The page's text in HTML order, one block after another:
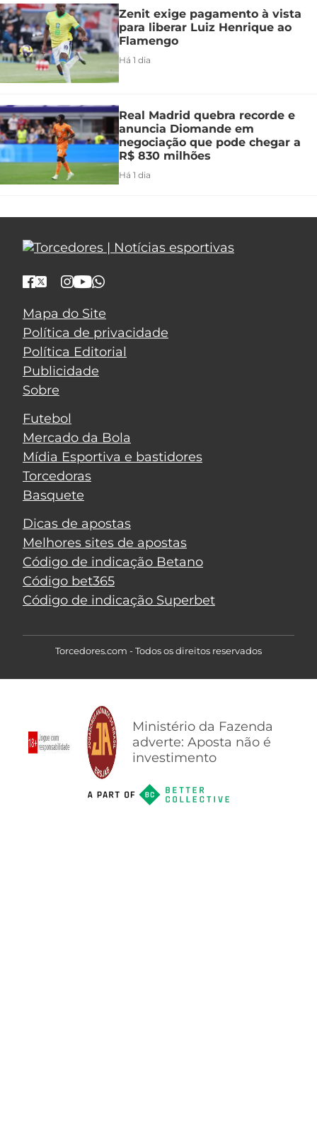
Zenit exige pagamento à vista
para liberar Luiz Henrique ao
Flamengo
Há 1 dia
Real Madrid quebra recorde e
anuncia Diomande em
negociação que pode chegar a
R$ 830 milhões
Há 1 dia
Mapa do Site
Política de privacidade
Política Editorial
Publicidade
Sobre
Futebol
Mercado da Bola
Mídia Esportiva e bastidores
Torcedoras
Basquete
Dicas de apostas
Melhores sites de apostas
Código de indicação Betano
Código bet365
Código de indicação Superbet
Torcedores.com - Todos os direitos reservados
Ministério da Fazenda
adverte: Aposta não é
investimento